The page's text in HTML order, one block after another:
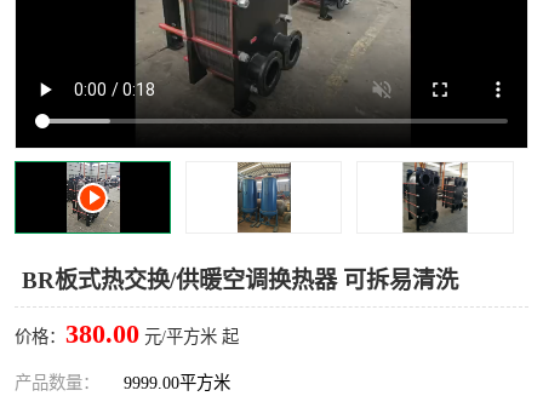
BR板式热交换/供暖空调换热器 可拆易清洗
价格： 380.00 元/平方米 起
产品数量： 9999.00平方米
非标加工设备